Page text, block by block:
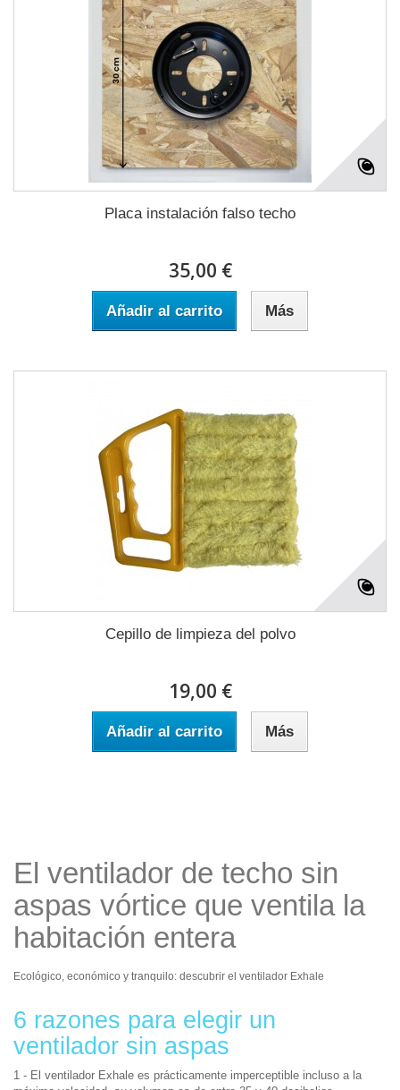
Placa instalación falso techo
35,00 €
Añadir al carrito Más
Cepillo de limpieza del polvo
19,00 €
Añadir al carrito Más
El ventilador de techo sin
aspas vórtice que ventila la
habitación entera
Ecológico, económico y tranquilo: descubrir el ventilador Exhale
6 razones para elegir un
ventilador sin aspas
1 - El ventilador Exhale es prácticamente imperceptible incluso a la